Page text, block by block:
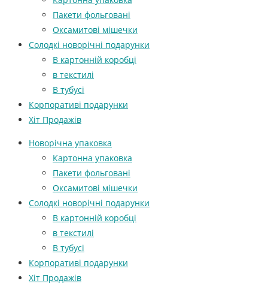
Пакети фольговані
Оксамитові мішечки
Солодкі новорічні подарунки
В картонній коробці
в текстилі
В тубусі
Корпоративі подарунки
Хіт Продажів
Новорічна упаковка
Картонна упаковка
Пакети фольговані
Оксамитові мішечки
Солодкі новорічні подарунки
В картонній коробці
в текстилі
В тубусі
Корпоративі подарунки
Хіт Продажів